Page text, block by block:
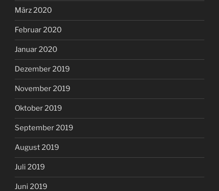
März 2020
Februar 2020
Januar 2020
Dezember 2019
November 2019
Oktober 2019
September 2019
August 2019
Juli 2019
Juni 2019